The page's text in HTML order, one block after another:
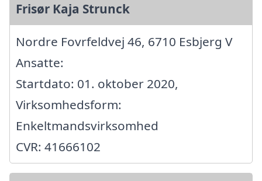
Frisør Kaja Strunck
Nordre Fovrfeldvej 46, 6710 Esbjerg V
Ansatte:
Startdato: 01. oktober 2020,
Virksomhedsform:
Enkeltmandsvirksomhed
CVR: 41666102